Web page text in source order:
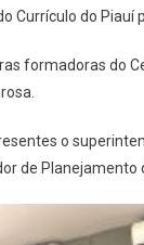
Currículo do Piauí
formadoras do
o
de Planejamento